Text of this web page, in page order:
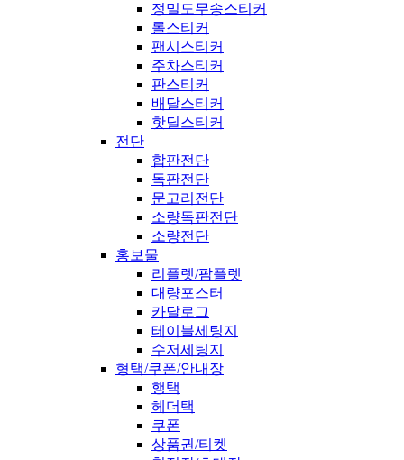
정밀도무송스티커
롤스티커
팬시스티커
주차스티커
판스티커
배달스티커
핫딜스티커
전단
합판전단
독판전단
문고리전단
소량독판전단
소량전단
홍보물
리플렛/팜플렛
대량포스터
카달로그
테이블세팅지
수저세팅지
형택/쿠폰/안내장
행택
헤더택
쿠폰
상품권/티켓